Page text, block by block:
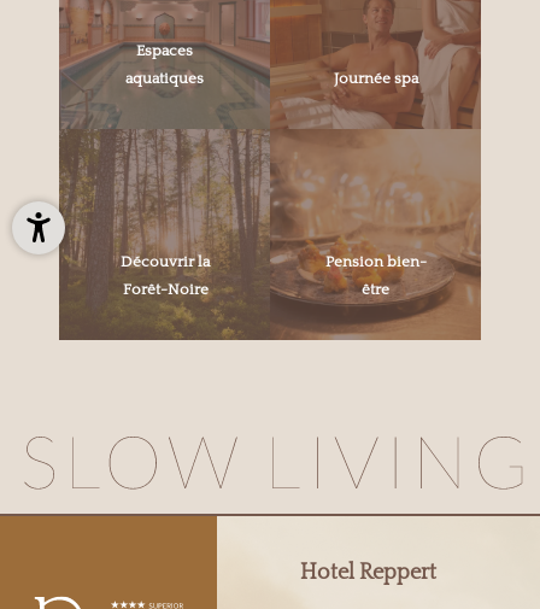
Espaces
aquatiques
Journée spa
Découvrir la
Forêt-Noire
Pension bien-
être
Hotel Reppert